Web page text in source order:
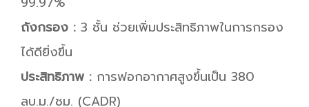
ถังกรอง : 3 ชั้น ช่วยเพิ่มประสิทธิภาพในการกรอง
ได้ดียิ่งขึ้น
ประสิทธิภาพ : การฟอกอากาศสูงขึ้นเป็น 380
ลบ.ม./ชม. (CADR)